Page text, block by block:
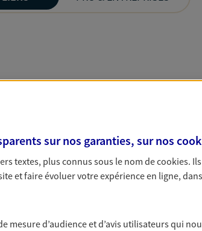
sur nos garanties, sur nos
textes, plus connus sous le nom decookies.
et faire évoluer votre expérience en ligne,
mesure d’audience et d’avis utilisateurs qui